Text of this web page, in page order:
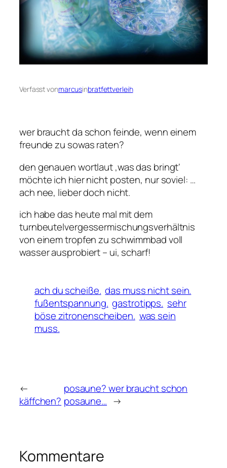
Verfasst vonmarcusinbratfettverleih
wer braucht da schon feinde, wenn einem
freunde zu sowas raten?
den genauen wortlaut ‚was das bringt‘
möchte ich hier nicht posten, nur soviel: …
ach nee, lieber doch nicht.
ich habe das heute mal mit dem
turnbeutelvergessermischungsverhältnis
von einem tropfen zu schwimmbad voll
wasser ausprobiert – ui, scharf!
ach du scheiße. das muss nicht sein.
fußentspannung. gastrotipps. sehr
böse zitronenscheiben. was sein
muss.
←
käffchen?
posaune? wer braucht schon
posaune… →
Kommentare